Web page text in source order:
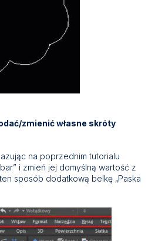
zmienić własne skróty
na poprzednim tutorialu
i zmień jej domyślną wartość z
sposób dodatkową belkę „Paska